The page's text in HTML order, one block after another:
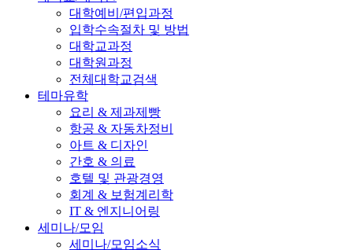
대학예비/편입과정
입학수속절차 및 방법
대학교과정
대학원과정
전체대학교검색
테마유학
요리 & 제과제빵
항공 & 자동차정비
아트 & 디자인
간호 & 의료
호텔 및 관광경영
회계 & 보험계리학
IT & 엔지니어링
세미나/모임
세미나/모임소식